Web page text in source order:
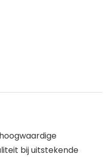
bij uitstekende